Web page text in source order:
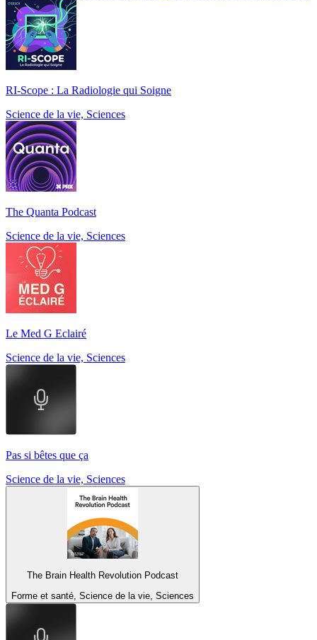
RI-Scope : La Radiologie qui Soigne
Science de la vie, Sciences
The Quanta Podcast
Science de la vie, Sciences
Le Med G Eclairé
Science de la vie, Sciences
Pas si bêtes que ça
Science de la vie, Sciences
The Brain Health Revolution Podcast
Forme et santé, Science de la vie, Sciences